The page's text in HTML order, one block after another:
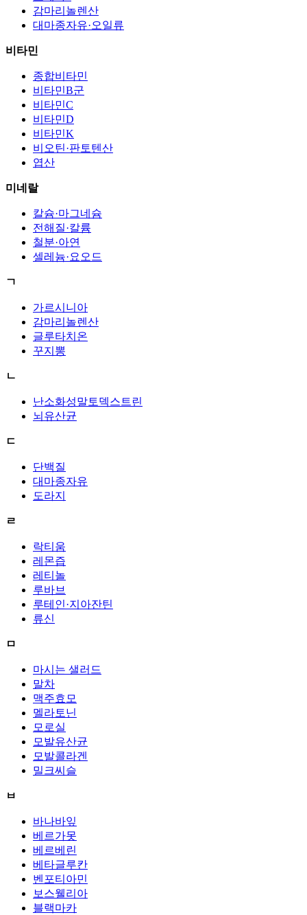
감마리놀렌산
대마종자유·오일류
비타민
종합비타민
비타민B군
비타민C
비타민D
비타민K
비오틴·판토텐산
엽산
미네랄
칼슘·마그네슘
전해질·칼륨
철분·아연
셀레늄·요오드
ㄱ
가르시니아
감마리놀렌산
글루타치온
꾸지뽕
ㄴ
난소화성말토덱스트린
뇌유산균
ㄷ
단백질
대마종자유
도라지
ㄹ
락티움
레몬즙
레티놀
루바브
루테인·지아잔틴
류신
ㅁ
마시는 샐러드
말차
맥주효모
멜라토닌
모로실
모발유산균
모발콜라겐
밀크씨슬
ㅂ
바나바잎
베르가못
베르베린
베타글루칸
벤포티아민
보스웰리아
블랙마카